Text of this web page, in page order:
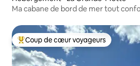
Ma cabane de bord de mer tout
Coups de cœur voyageurs les plus
Coup de cœur voyageurs